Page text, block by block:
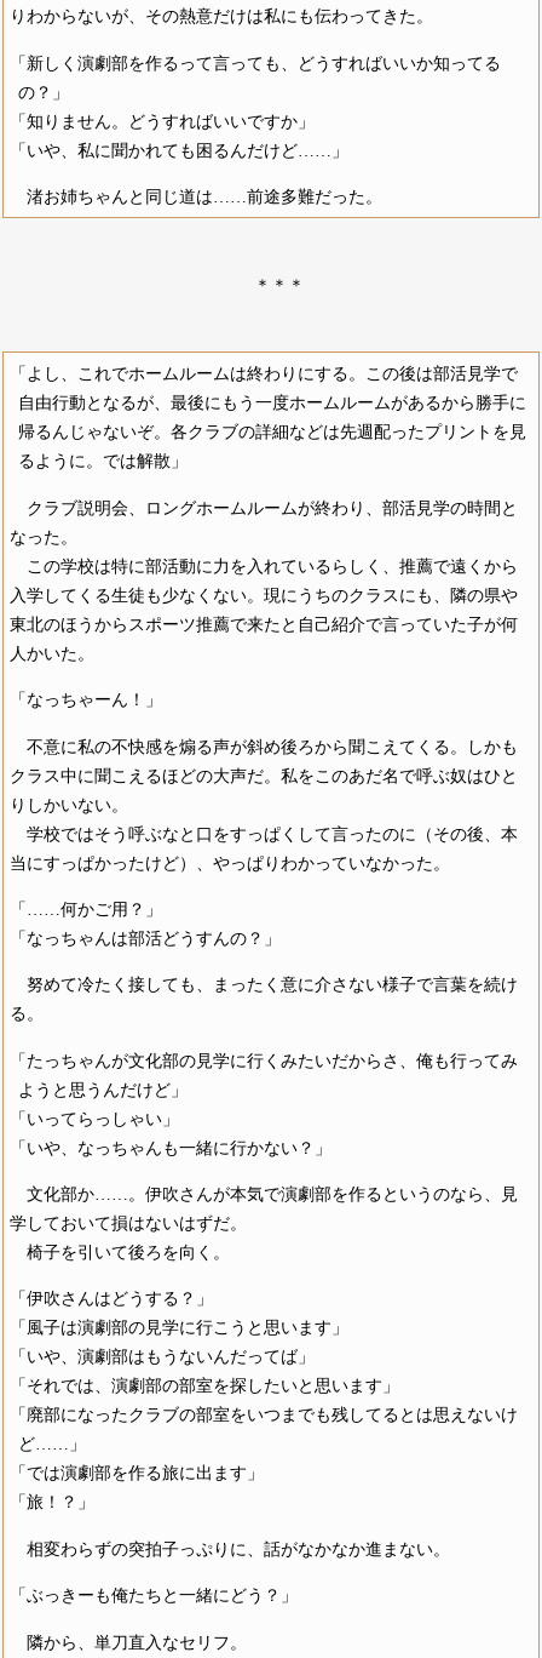
りわからないが、その熱意だけは私にも伝わってきた。
「新しく演劇部を作るって言っても、どうすればいいか知ってる
の？」
「知りません。どうすればいいですか」
「いや、私に聞かれても困るんだけど……」
渚お姉ちゃんと同じ道は……前途多難だった。
＊＊＊
「よし、これでホームルームは終わりにする。この後は部活見学で
自由行動となるが、最後にもう一度ホームルームがあるから勝手に
帰るんじゃないぞ。各クラブの詳細などは先週配ったプリントを見
るように。では解散」
クラブ説明会、ロングホームルームが終わり、部活見学の時間と
なった。
この学校は特に部活動に力を入れているらしく、推薦で遠くから
入学してくる生徒も少なくない。現にうちのクラスにも、隣の県や
東北のほうからスポーツ推薦で来たと自己紹介で言っていた子が何
人かいた。
「なっちゃーん！」
不意に私の不快感を煽る声が斜め後ろから聞こえてくる。しかも
クラス中に聞こえるほどの大声だ。私をこのあだ名で呼ぶ奴はひと
りしかいない。
学校ではそう呼ぶなと口をすっぱくして言ったのに（その後、本
当にすっぱかったけど）、やっぱりわかっていなかった。
「……何かご用？」
「なっちゃんは部活どうすんの？」
努めて冷たく接しても、まったく意に介さない様子で言葉を続け
る。
「たっちゃんが文化部の見学に行くみたいだからさ、俺も行ってみ
ようと思うんだけど」
「いってらっしゃい」
「いや、なっちゃんも一緒に行かない？」
文化部か……。伊吹さんが本気で演劇部を作るというのなら、見
学しておいて損はないはずだ。
椅子を引いて後ろを向く。
「伊吹さんはどうする？」
「風子は演劇部の見学に行こうと思います」
「いや、演劇部はもうないんだってば」
「それでは、演劇部の部室を探したいと思います」
「廃部になったクラブの部室をいつまでも残してるとは思えないけ
ど……」
「では演劇部を作る旅に出ます」
「旅！？」
相変わらずの突拍子っぷりに、話がなかなか進まない。
「ぶっきーも俺たちと一緒にどう？」
隣から、単刀直入なセリフ。